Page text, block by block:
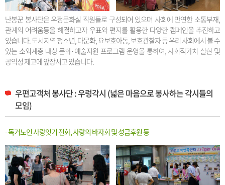
난봉꾼 봉사단은 우정문화실 직원들로 구성되어 있으며 사회에 만연한 소통부재,
관계의 어려움등을 해결하고자 우표와 편지를 활용한 다양한 캠페인을 추진하고
있습니다. 도서지역 청소년, 다문화, 요보호아동, 보호관찰자 등 우리 사회에서 볼 수
있는 소외계층 대상 문화·예술지원 프로그램 운영을 통하여, 사회적가치 실현 및
공익성 제고에 앞장서고 있습니다.
우편고객처 봉사단 : 우렁각시 (넓은 마음으로 봉사하는 각시들의
모임)
- 독거노인 사랑잇기 전화, 사랑의 바자회 및 성금후원 등